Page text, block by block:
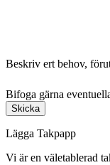
Beskriv ert behov,
Bifoga gärna
Skicka
Lägga Takpapp
Vi är en väletablerad